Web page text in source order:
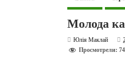
Молода
Юлія Маклай
Просмотрели: